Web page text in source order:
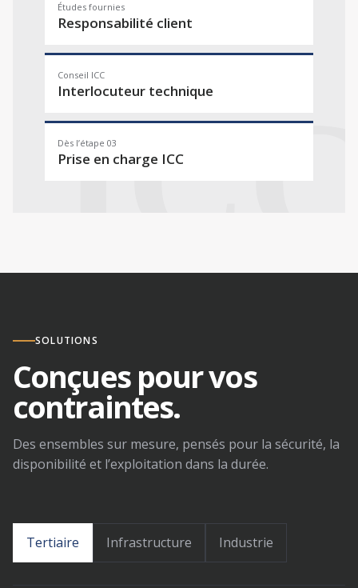
Études fournies
Responsabilité client
Conseil ICC
Interlocuteur technique
Dès l’étape 03
Prise en charge ICC
SOLUTIONS
Conçues pour vos
contraintes.
Des ensembles sur mesure, pensés pour la sécurité, la
disponibilité et l’exploitation dans la durée.
Tertiaire Infrastructure Industrie